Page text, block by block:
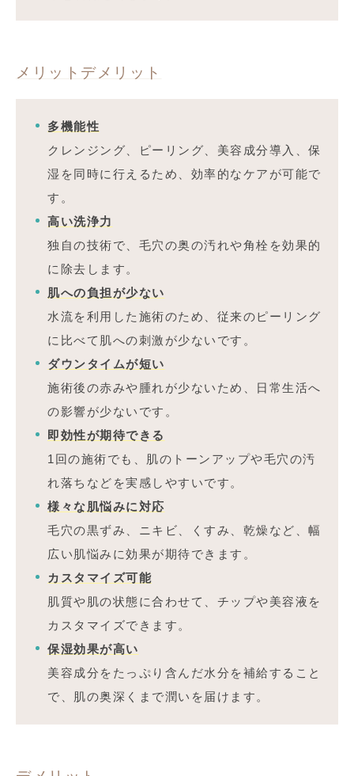
メリットデメリット
多機能性
クレンジング、ピーリング、美容成分導入、保
湿を同時に行えるため、効率的なケアが可能で
す。
高い洗浄力
独自の技術で、毛穴の奥の汚れや角栓を効果的
に除去します。
肌への負担が少ない
水流を利用した施術のため、従来のピーリング
に比べて肌への刺激が少ないです。
ダウンタイムが短い
施術後の赤みや腫れが少ないため、日常生活へ
の影響が少ないです。
即効性が期待できる
1回の施術でも、肌のトーンアップや毛穴の汚
れ落ちなどを実感しやすいです。
様々な肌悩みに対応
毛穴の黒ずみ、ニキビ、くすみ、乾燥など、幅
広い肌悩みに効果が期待できます。
カスタマイズ可能
肌質や肌の状態に合わせて、チップや美容液を
カスタマイズできます。
保湿効果が高い
美容成分をたっぷり含んだ水分を補給すること
で、肌の奥深くまで潤いを届けます。